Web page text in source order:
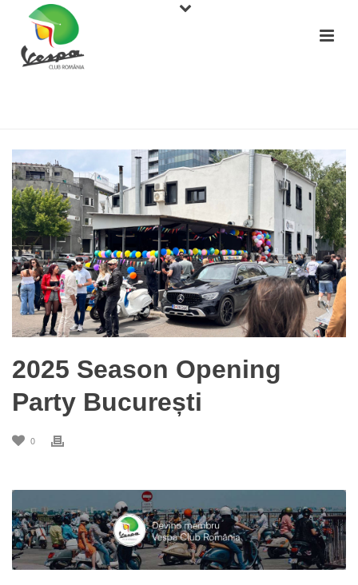
2025 Season Opening
Party București
0